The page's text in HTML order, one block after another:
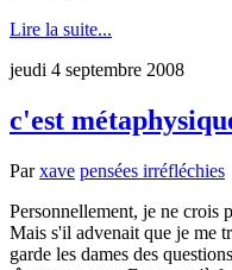
Lire la suite...
jeudi 4 septembre 2008
c'est
Parxave pensées irréfléchies
Personnellement, je ne crois
Mais s'il advenait que je me
garde les dames des